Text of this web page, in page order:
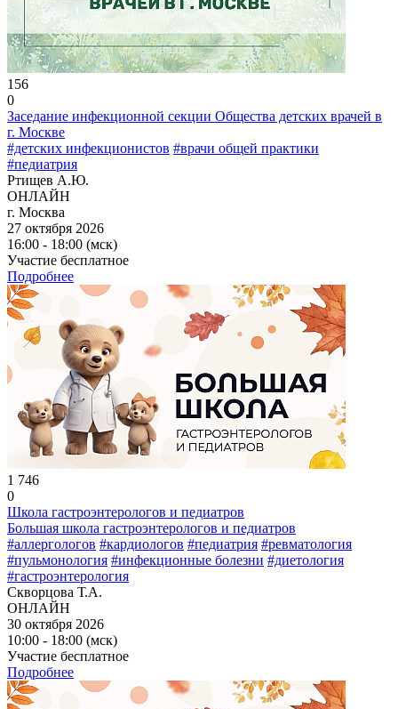
156
0
Заседание инфекционной секции Общества детских врачей в
г. Москве
#детских инфекционистов #врачи общей практики
#педиатрия
Ртищев А.Ю.
ОНЛАЙН
г. Москва
27 октября 2026
16:00 - 18:00 (мск)
Участие бесплатное
Подробнее
1 746
0
Школа гастроэнтерологов и педиатров
Большая школа гастроэнтерологов и педиатров
#аллергологов #кардиологов #педиатрия #ревматология
#пульмонология #инфекционные болезни #диетология
#гастроэнтерология
Скворцова Т.А.
ОНЛАЙН
30 октября 2026
10:00 - 18:00 (мск)
Участие бесплатное
Подробнее